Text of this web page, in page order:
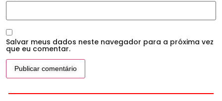
Salvar meus dados neste navegador para a próxima vez
que eu comentar.